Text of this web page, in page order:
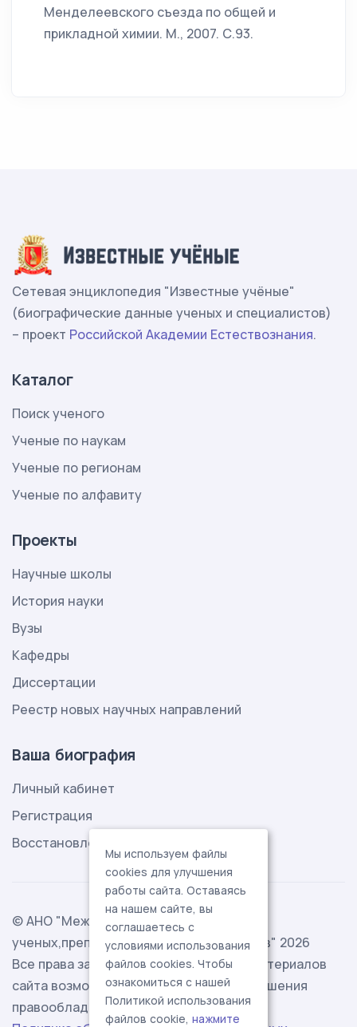
Менделеевского съезда по общей и
прикладной химии. М., 2007. С.93.
Сетевая энциклопедия "Известные учёные"
(биографические данные ученых и специалистов)
– проект Российской Академии Естествознания.
Каталог
Поиск ученого
Ученые по наукам
Ученые по регионам
Ученые по алфавиту
Проекты
Научные школы
История науки
Вузы
Кафедры
Диссертации
Реестр новых научных направлений
Ваша биография
Личный кабинет
Регистрация
Восстановление пароля
© АНО "Международная ассоциация
ученых,преподавателей и специалистов" 2026
Все права защищены. Использование материалов
сайта возможно исключительно с разрешения
правообладателя.
Мы используем файлы
cookies для улучшения
работы сайта. Оставаясь
на нашем сайте, вы
соглашаетесь с
условиями использования
файлов cookies. Чтобы
ознакомиться с нашей
Политикой использования
файлов cookie, нажмите